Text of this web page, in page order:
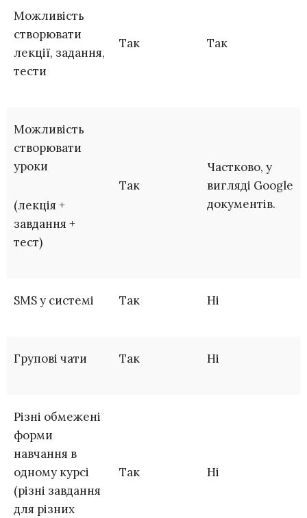
Можливість
створювати
лекції, задання,
тести
Так Так
Можливість
створювати
уроки
(лекція +
завдання +
тест)
Так
Частково, у
вигляді Google
документів.
SMS у системі Так Ні
Групові чати Так Ні
Різні обмежені
форми
навчання в
одному курсі
(різні завдання
для різних
Так Ні